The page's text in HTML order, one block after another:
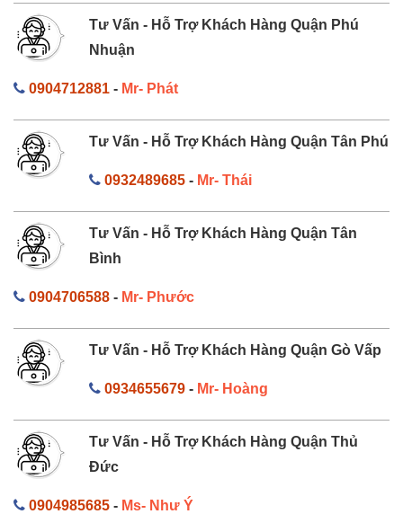
Tư Vấn - Hỗ Trợ Khách Hàng Quận Phú
Nhuận
0904712881 - Mr- Phát
Tư Vấn - Hỗ Trợ Khách Hàng Quận Tân Phú
0932489685- Mr- Thái
Tư Vấn - Hỗ Trợ Khách Hàng Quận Tân
Bình
0904706588 - Mr- Phước
Tư Vấn - Hỗ Trợ Khách Hàng Quận Gò Vấp
0934655679- Mr- Hoàng
Tư Vấn - Hỗ Trợ Khách Hàng Quận Thủ
Đức
0904985685 - Ms- Như Ý